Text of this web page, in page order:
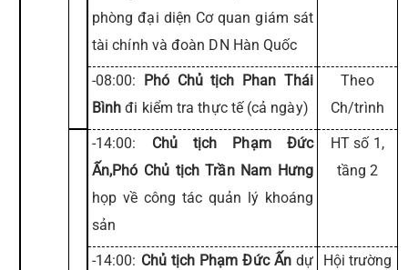
phòng đại diện Cơ quan giám sát
tài chính và đoàn DN Hàn Quốc
-08:00: Phó Chủ tịch Phan Thái
Bình đi kiểm tra thực tế (cả ngày)
Theo
Ch/trình
-14:00: Chủ tịch Phạm Đức
Ấn,Phó Chủ tịch Trần Nam Hưng
họp về công tác quản lý khoáng
sản
HT số 1,
tầng 2
-14:00: Chủ tịch Phạm Đức Ấndự
Hội trường